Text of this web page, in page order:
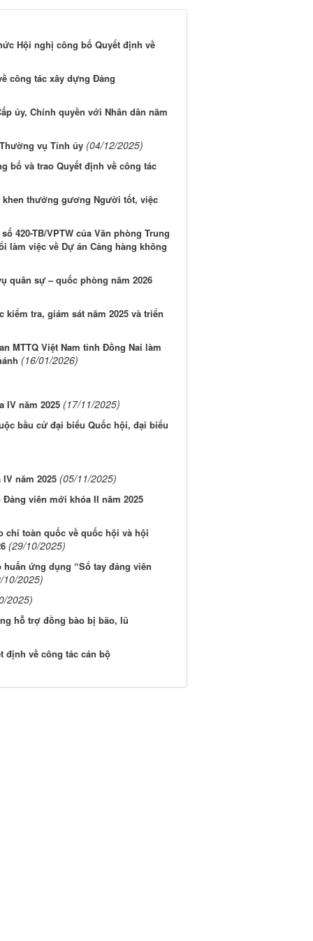
Hội nghị công bố Quyết định về
công tác xây dựng Đảng
ủy, Chính quyền với Nhân dân năm
vụ Tỉnh ủy (04/12/2025)
bố và trao Quyết định về công tác
thưởng gương Người tốt, việc
420-TB/VPTW của Văn phòng Trung
làm việc về Dự án Cảng hàng không
quân sự – quốc phòng năm 2026
tra, giám sát năm 2025 và triển
MTTQ Việt Nam tỉnh Đồng Nai làm
(16/01/2026)
IV năm 2025 (17/11/2025)
bầu cử đại biểu Quốc hội, đại biểu
năm 2025 (05/11/2025)
viên mới khóa II năm 2025
toàn quốc về quốc hội và hội
(29/10/2025)
ứng dụng “Sổ tay đảng viên
10/2025)
2025)
hỗ trợ đồng bào bị bão, lũ
định về công tác cán bộ